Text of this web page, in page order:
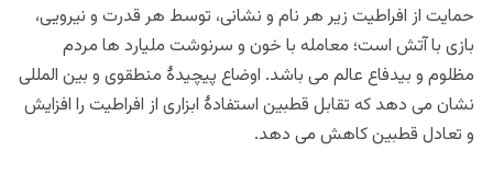
حمایت از افراطیت زیر هر نام و نشانی، توسط هر قدرت و نیرویی،
بازی با آتش است؛ معامله با خون و سرنوشت ملیارد ها مردم
مظلوم و بیدفاع عالم می باشد. اوضاع پیچیدۀ منطقوی و بین المللی
نشان می دهد که تقابل قطبین استفادۀ ابزاری از افراطیت را افزایش
و تعادل قطبین کاهش می دهد.